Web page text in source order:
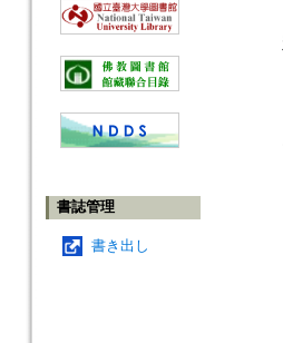
書誌管理
書き出し